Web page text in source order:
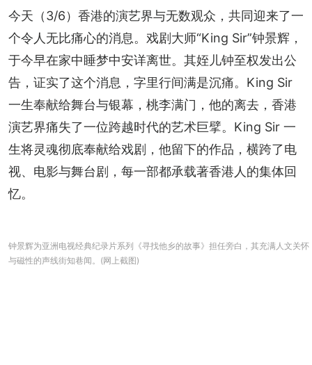
今天（3/6）香港的演艺界与无数观众，共同迎来了一
个令人无比痛心的消息。戏剧大师“King Sir”钟景辉，
于今早在家中睡梦中安详离世。其姪儿钟至权发出公
告，证实了这个消息，字里行间满是沉痛。King Sir
一生奉献给舞台与银幕，桃李满门，他的离去，香港
演艺界痛失了一位跨越时代的艺术巨擘。King Sir 一
生将灵魂彻底奉献给戏剧，他留下的作品，横跨了电
视、电影与舞台剧，每一部都承载著香港人的集体回
忆。
钟景辉为亚洲电视经典纪录片系列《寻找他乡的故事》担任旁白，其充满人文关怀
与磁性的声线街知巷闻。(网上截图)